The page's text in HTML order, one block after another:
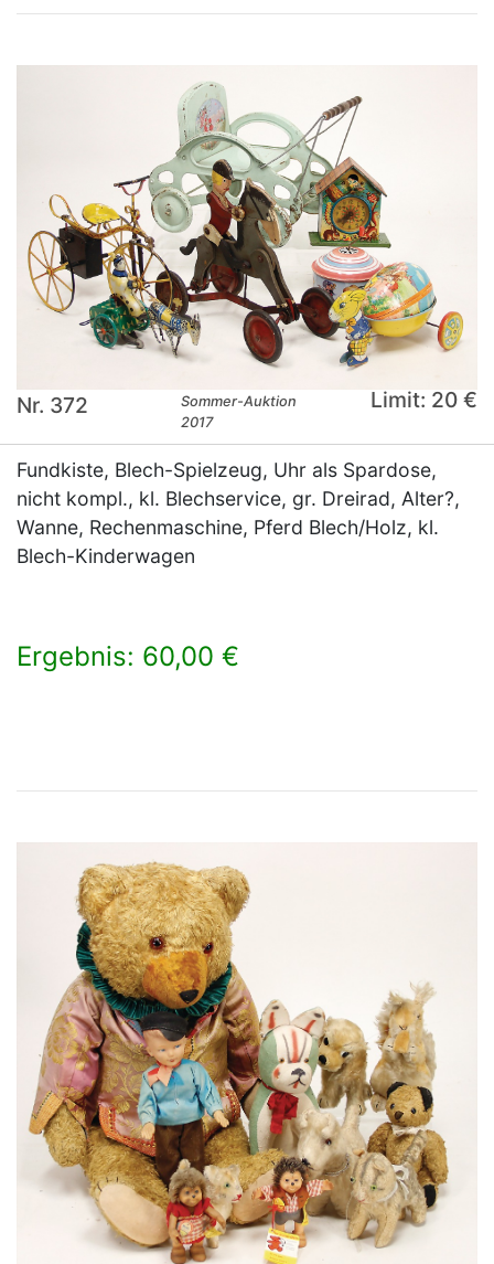
Nr. 372
Sommer-Auktion
2017
Limit: 20 €
Fundkiste, Blech-Spielzeug, Uhr als Spardose,
nicht kompl., kl. Blechservice, gr. Dreirad, Alter?,
Wanne, Rechenmaschine, Pferd Blech/Holz, kl.
Blech-Kinderwagen
Ergebnis: 60,00 €